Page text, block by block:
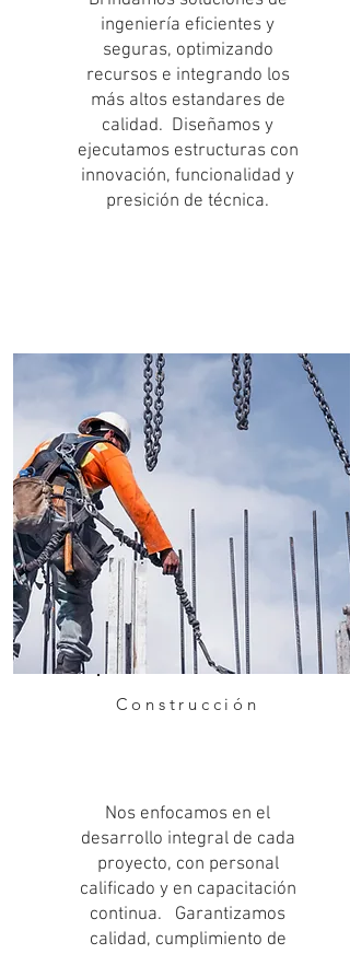
ingeniería eficientes y
seguras, optimizando
recursos e integrando los
más altos estandares de
calidad. Diseñamos y
ejecutamos estructuras con
innovación, funcionalidad y
presición de técnica.
Construcción
Nos enfocamos en el
desarrollo integral de cada
proyecto, con personal
calificado y en capacitación
continua. Garantizamos
calidad, cumplimiento de